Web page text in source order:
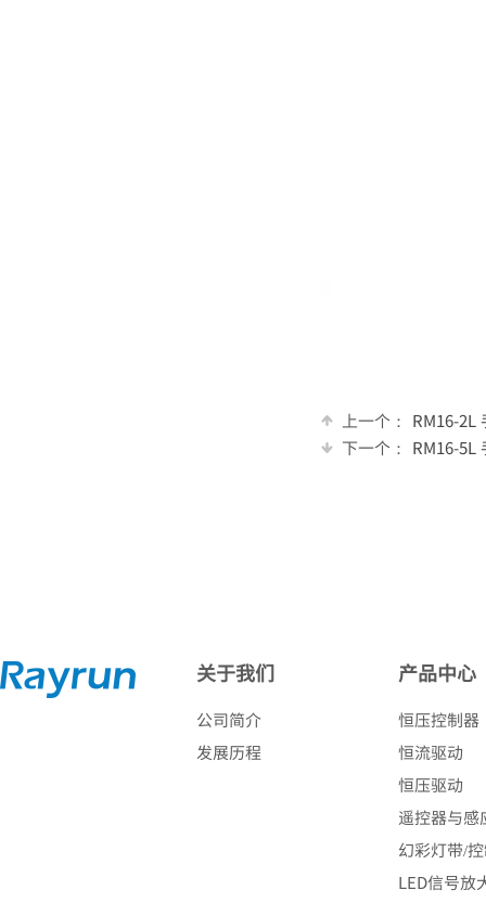
上一个： RM16-2L
下一个： RM16-5L
关于我们
公司简介
发展历程
产品中心
恒压控制器
恒流驱动
恒压驱动
遥控器与感
幻彩灯带/
LED信号放